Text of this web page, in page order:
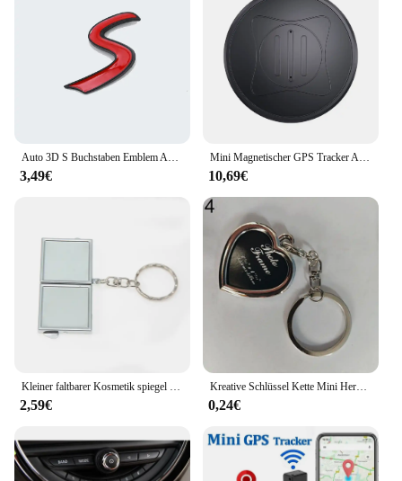
3,49€ 10,69€
2,59€
Kreative Schlüssel Kette Mini Herz Platz Runde Oval Einfügen Foto Rahmen Dreh Schlüsselbund Schlüsselbund Frauen Geschenke
0,24€